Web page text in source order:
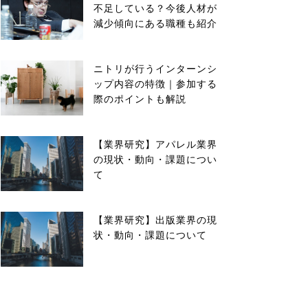
不足している？今後人材が
減少傾向にある職種も紹介
ニトリが行うインターンシ
ップ内容の特徴｜参加する
際のポイントも解説
【業界研究】アパレル業界
の現状・動向・課題につい
て
【業界研究】出版業界の現
状・動向・課題について